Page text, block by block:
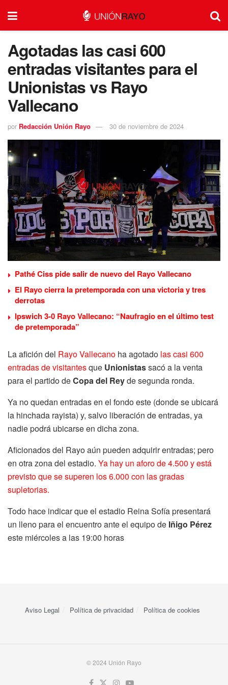
Agotadas las casi 600
entradas visitantes para el
Unionistas vs Rayo
Vallecano
por Redacción Unión Rayo 30 de noviembre de 2024
Pathé Ciss pide salir de nuevo del Rayo Vallecano
El Rayo cierra la pretemporada con una victoria y tres
derrotas
Ipswich 3-0 Rayo Vallecano: “Naufragio en el último test
de pretemporada”
La afición del Rayo Vallecano ha agotado las casi 600
entradas de visitantesque Unionistassacó a la venta
para el partido deCopa del Reyde segunda ronda.
Ya no quedan entradas en el fondo este (donde se ubicará
la hinchada rayista) y, salvo liberación de entradas, ya
nadie podrá ubicarse en dicha zona.
Aficionados del Rayo aún pueden adquirir entradas; pero
en otra zona del estadio. Ya hay un aforo de 4.500 y está
previsto que se superen los 6.000 con las gradas
supletorias.
Todo hace indicar que el estadio Reina Sofía presentará
un lleno para el encuentro ante el equipo de Iñigo Pérez
este miércoles a las 19:00 horas
Aviso Legal Política de privacidad Política de cookies
© 2024 Unión Rayo